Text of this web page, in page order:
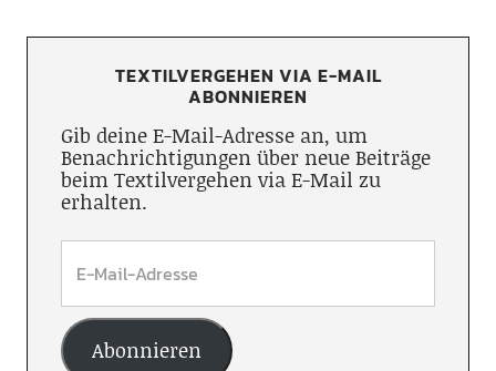
TEXTILVERGEHEN VIA E-MAIL
ABONNIEREN
Gib deine E-Mail-Adresse an, um
Benachrichtigungen über neue Beiträge
beim Textilvergehen via E-Mail zu
erhalten.
Abonnieren